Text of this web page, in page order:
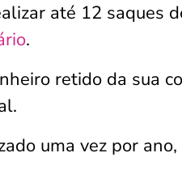
até 12 saques
.
retido da sua
uma vez por